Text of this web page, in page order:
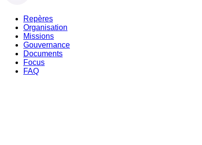
Repères
Organisation
Missions
Gouvernance
Documents
Focus
FAQ